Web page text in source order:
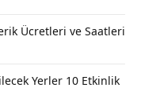
Ücretleri ve Saatleri
Yerler 10 Etkinlik